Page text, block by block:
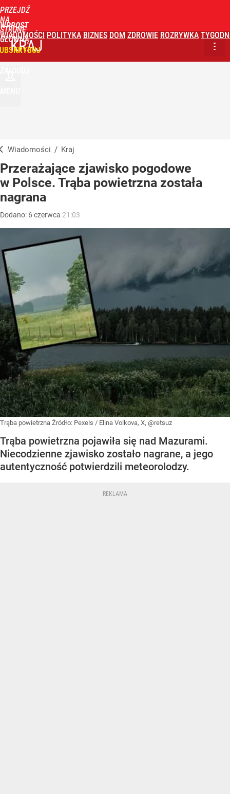
PRZEJDŹ
NA
STRONĘ
GŁÓWNĄ
WPROST
WIADOMOŚCI POLITYKA BIZNES DOM ZDROWIE ROZRYWKA
KRAJ
Wiadomości / Kraj
Przerażające zjawisko pogodowe
w Polsce. Trąba powietrzna została
nagrana
Dodano: 6czerwca 21:03
Trąba powietrzna Źródło: Pexels / Elina Volkova, X, @retsuz
Trąba powietrzna pojawiła się nad Mazurami.
Niecodzienne zjawisko zostało nagrane, a jego
autentyczność potwierdzili meteorolodzy.